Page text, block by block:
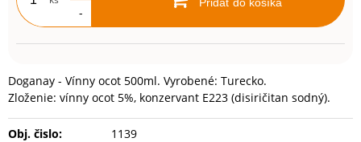
-
Doganay - Vínny ocot 500ml. Vyrobené: Turecko.
Zloženie: vínny ocot 5%, konzervant E223 (disiričitan sodný).
Obj. čislo:
1139